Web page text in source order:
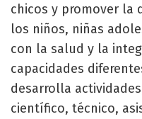
chicos y promover la
los niños, niñas
con la salud y la
capacidades
desarrolla
científico, técnico,